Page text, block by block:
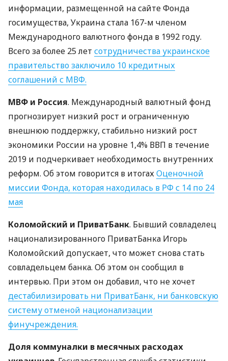
информации, размещенной на сайте Фонда
госимущества, Украина стала 167-м членом
Международного валютного фонда в 1992 году.
Всего за более 25 лет сотрудничества украинское
правительство заключило 10 кредитных
соглашений с МВФ.
МВФ и Россия. Международный валютный фонд
прогнозирует низкий рост и ограниченную
внешнюю поддержку, стабильно низкий рост
экономики России на уровне 1,4% ВВП в течение
2019 и подчеркивает необходимость внутренних
реформ. Об этом говорится в итогахОценочной
миссии Фонда, которая находилась в РФ с 14 по 24
мая
Коломойский и ПриватБанк. Бывший совладелец
национализированного ПриватБанка Игорь
Коломойский допускает, что может снова стать
совладельцем банка. Об этом он сообщил в
интервью. При этом он добавил, что не хочет
дестабилизировать ни ПриватБанк, ни банковскую
систему отменой национализации
финучреждения.
Доля коммуналки в месячных расходах